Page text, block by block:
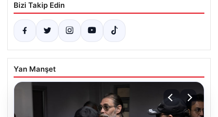
Bizi Takip Edin
Yan Manşet